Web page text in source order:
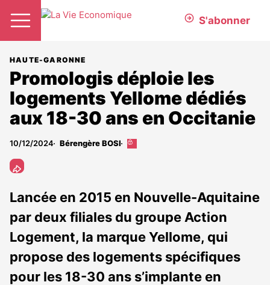
S'abonner
HAUTE-GARONNE
Promologis déploie les
logements Yellome dédiés
aux 18-30 ans en Occitanie
10/12/2024 Bérengère BOSI
Cet
abonnés
Lancée en 2015 en Nouvelle-Aquitaine
par deux filiales du groupe Action
Logement, la marque Yellome, qui
propose des logements spécifiques
pour les 18-30 ans s’implante en